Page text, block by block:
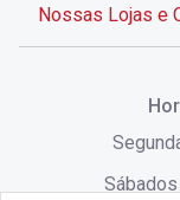
Nossas Lojas e